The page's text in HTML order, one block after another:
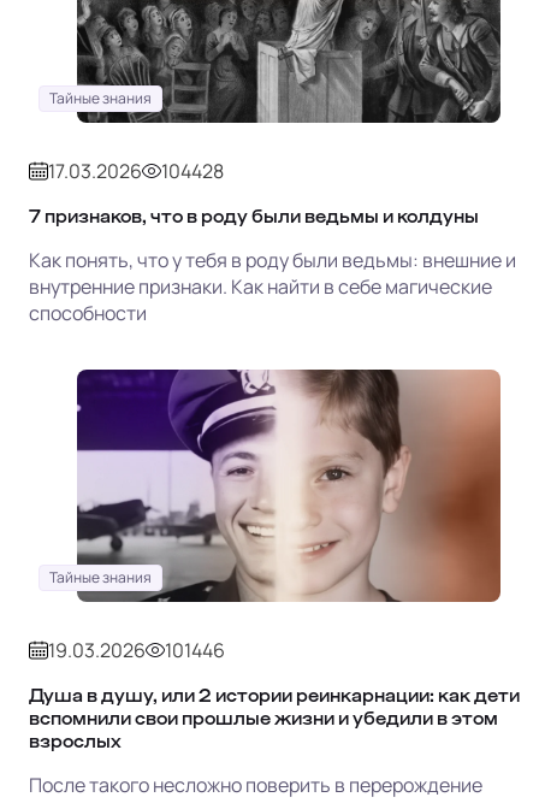
Тайные знания
17.03.2026 104428
7 признаков, что в роду были ведьмы и колдуны
Как понять, что у тебя в роду были ведьмы: внешние и
внутренние признаки. Как найти в себе магические
способности
Тайные знания
19.03.2026 101446
Душа в душу, или 2 истории реинкарнации: как дети
вспомнили свои прошлые жизни и убедили в этом
взрослых
После такого несложно поверить в перерождение